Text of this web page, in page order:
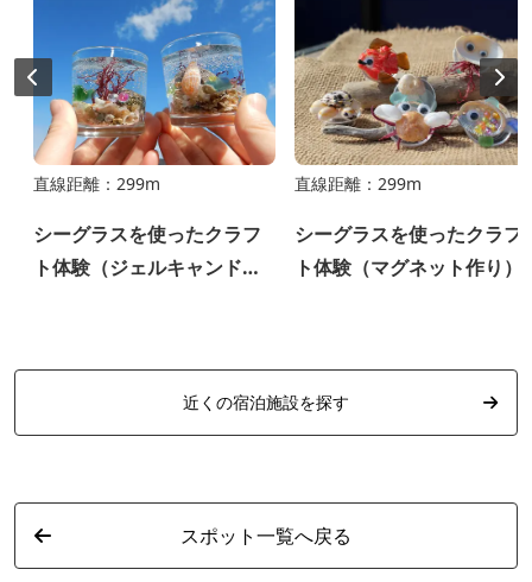
直線距離：299m
シーグラスを使ったクラフ
ト体験（ジェルキャンドル
直線距離：299m
シーグラスを使ったクラフ
ト体験（マグネット作り）
近くの宿泊施設を探す
スポット一覧へ戻る